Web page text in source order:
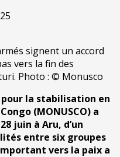
signent un accord
vers la fin des
Photo : © Monusco
pour la stabilisation en
(MONUSCO) a
juin à Aru, d’un
entre six groupes
vers la paix a